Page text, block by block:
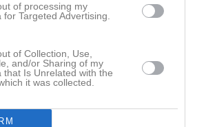
of processing my
Targeted Advertising.
of Collection, Use,
and/or Sharing of my
that Is Unrelated with the
it was collected.
album